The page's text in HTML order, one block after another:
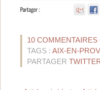
10 COMMENTAIRES
TAGS : AIX-EN-
PARTAGER